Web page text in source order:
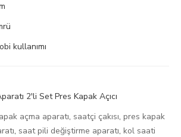
kullanımı
2'li Set Pres Kapak Açıcı
açma aparatı, saatçi çakısı, pres kapak
, saat pili değiştirme aparatı, kol saati